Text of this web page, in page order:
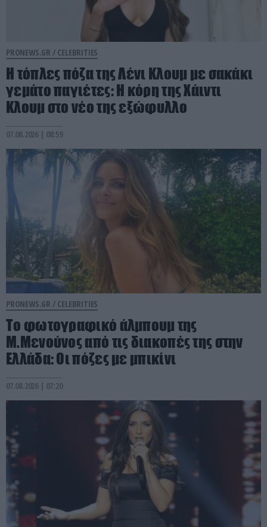
PRONEWS.GR / CELEBRITIES
Η τόπλες πόζα της Λένι Κλουμ με σακάκι
γεμάτο παγιέτες: Η κόρη της Χάιντι
Κλουμ στο νέο της εξώφυλλο
07.08.2026 | 08:59
PRONEWS.GR / CELEBRITIES
Το φωτογραφικό άλμπουμ της
Μ.Μενούνος από τις διακοπές της στην
Ελλάδα: Οι πόζες με μπικίνι
07.08.2026 | 07:20